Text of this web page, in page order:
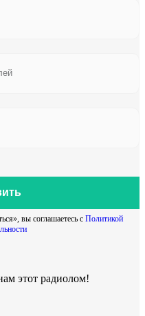
вы соглашаетесь с Политикой
этот радиолом!